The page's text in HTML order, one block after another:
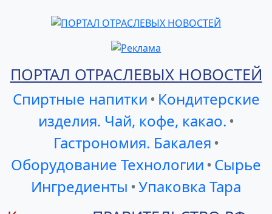
ПОРТАЛ ОТРАСЛЕВЫХ НОВОСТЕЙ
Спиртные напитки • Кондитерские
изделия. Чай, кофе, какао. •
Гастрономия. Бакалея •
Оборудование Технологии • Сырье
Ингредиенты •Упаковка Тара